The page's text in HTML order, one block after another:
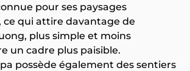
pour ses paysages
ce qui attire davantage de
plus simple et moins
un cadre plus paisible.
possède également des sentiers